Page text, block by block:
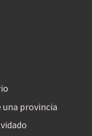
una provincia